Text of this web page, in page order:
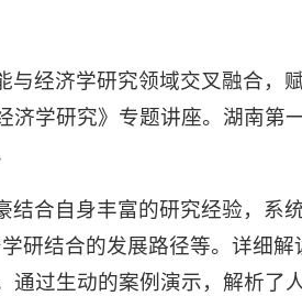
与经济学研究领域交叉融合，
济学研究》专题讲座。湖南第
结合自身丰富的研究经验，系
研结合的发展路径等。详细
通过生动的案例演示，解析了